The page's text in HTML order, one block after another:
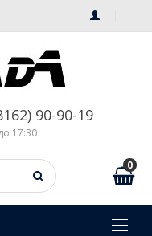
90-90-19
17:30
0